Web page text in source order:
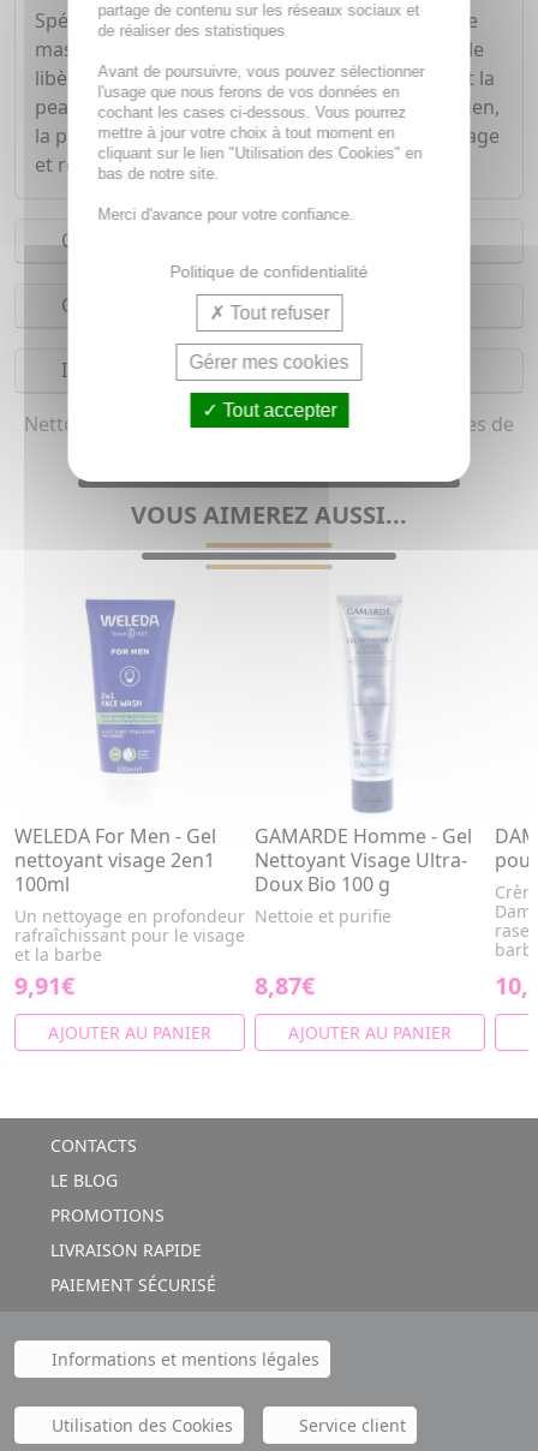
Spécialement formulé pour respecter l'épiderme
masculin, le gel hydra detox nettoie le visage et le
libère de toutes les impuretés tout en préparant la
peau pour le rasage quotidien. En usage quotidien,
la peau est plus lisse, le poil plus souple et le visage
et revitalisé.
Conseils d'utilisation
Composition
Indications
Nettoyant visage homme pour homme (Tous types de
VOUS AIMEREZ AUSSI...
WELEDA For Men - Gel
nettoyant visage 2en1
100ml
Un nettoyage en profondeur
rafraîchissant pour le visage
et la barbe
9,91€
AJOUTER AU PANIER
GAMARDE Homme - Gel
Nettoyant Visage Ultra-
Doux Bio 100 g
Nettoie et purifie
8,87€
AJOUTER AU PANIER
rase
CONTACTS
LE BLOG
PROMOTIONS
LIVRAISON RAPIDE
PAIEMENT SÉCURISÉ
Informations et mentions légales
Utilisation des Cookies Service client
partage de contenu sur les réseaux sociaux et
de réaliser des statistiques
Avant de poursuivre, vous pouvez sélectionner
l'usage que nous ferons de vos données en
cochant les cases ci-dessous. Vous pourrez
mettre à jour votre choix à tout moment en
cliquant sur le lien "Utilisation des Cookies" en
bas de notre site.
Merci d'avance pour votre confiance.
Politique de confidentialité
Tout refuser
Gérer mes cookies
Tout accepter